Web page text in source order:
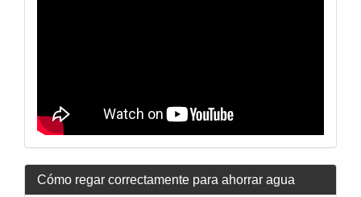
Cómo regar correctamente para ahorrar agua